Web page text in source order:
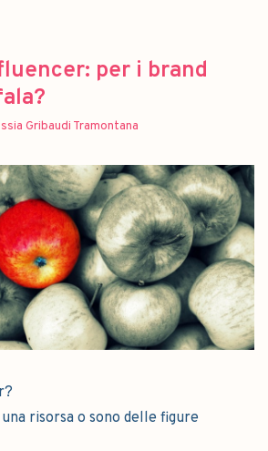
per i brand
Gribaudi Tramontana
risorsa o sono delle figure